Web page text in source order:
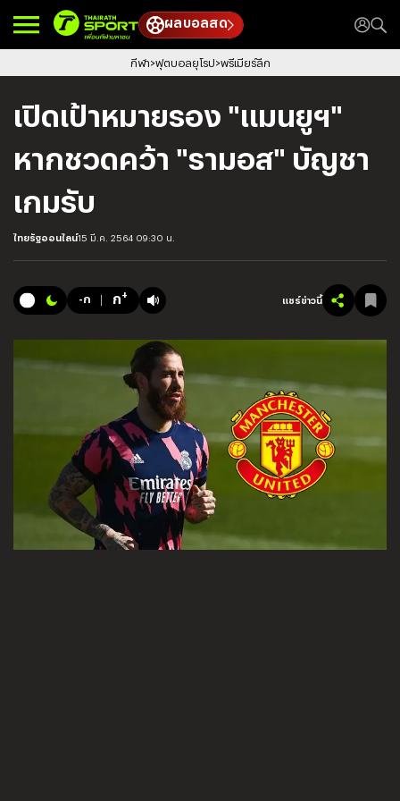
ผลบอลสด
กีฬา ฟุตบอลยุโรป พรีเมียร์ลีก
เปิดเป้าหมายรอง "แมนยูฯ"
หากชวดคว้า "รามอส" บัญชา
เกมรับ
ไทยรัฐออนไลน์15 มี.ค. 2564 09:30 น.
-ก ก+ แชร์ข่าวนี้